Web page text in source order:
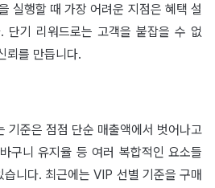
실행할 때 가장 어려운 지점은 혜택 설
단기 리워드로는 고객을 붙잡을 수 없
뢰를 만듭니다.
기준은 점점 단순 매출액에서 벗어나고
구니 유지율 등 여러 복합적인 요소들
니다. 최근에는 VIP 선별 기준을 구매